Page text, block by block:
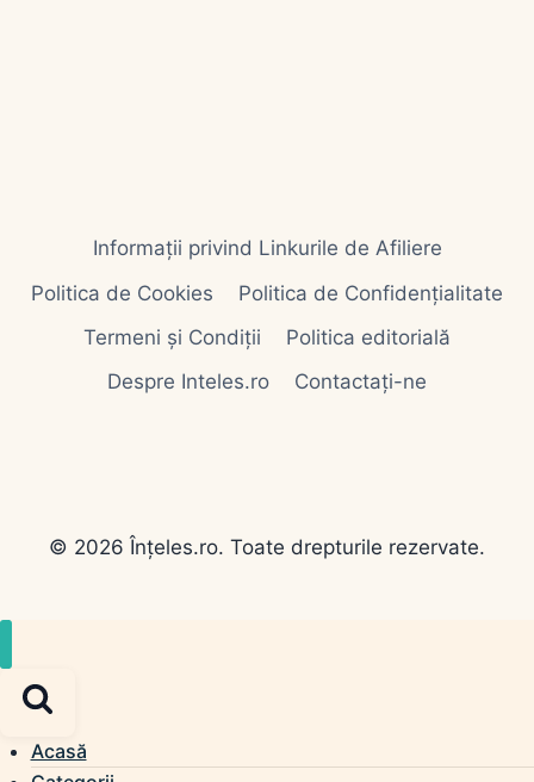
Informații privind Linkurile de Afiliere
Politica de Cookies
Politica de Confidențialitate
Termeni și Condiții
Politica editorială
Despre Inteles.ro
Contactați-ne
© 2026 Înțeles.ro. Toate drepturile rezervate.
Acasă